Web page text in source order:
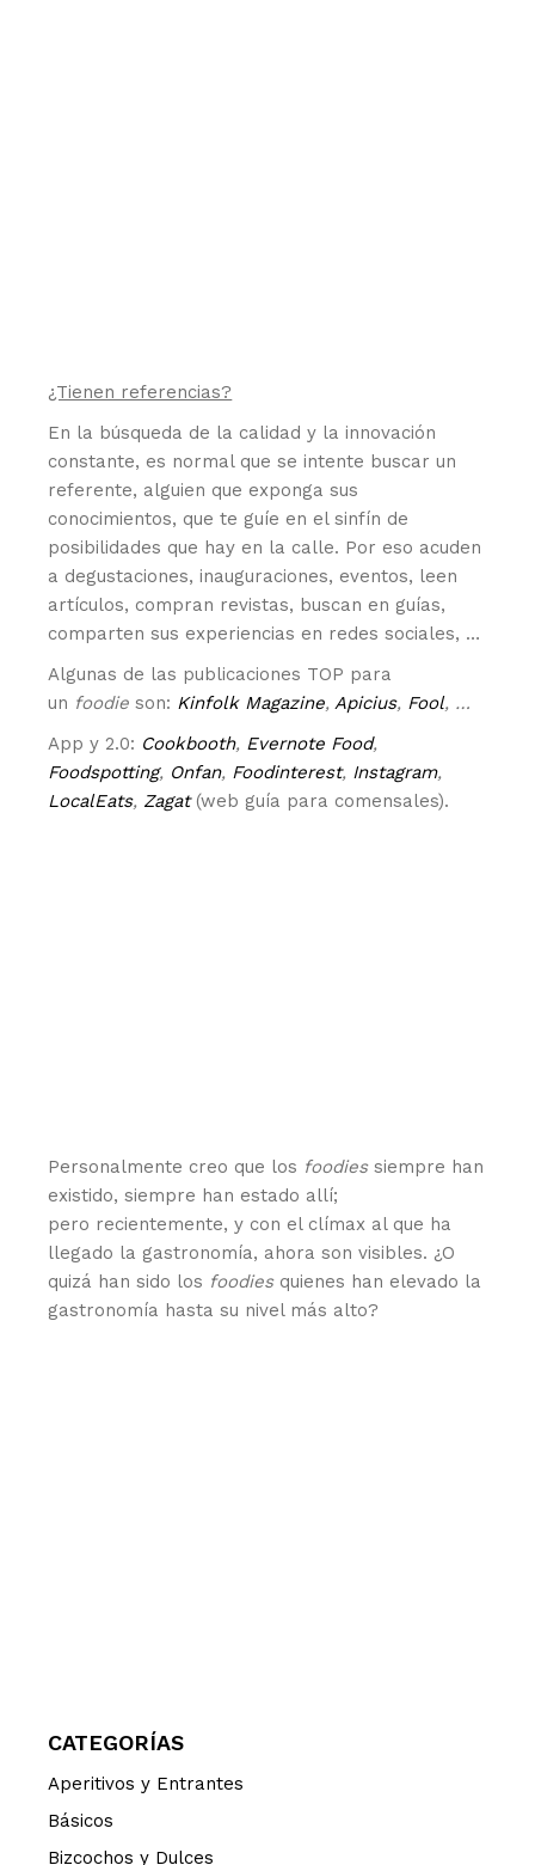
¿Tienen referencias?
En la búsqueda de la calidad y la innovación
constante, es normal que se intente buscar un
referente, alguien que exponga sus
conocimientos, que te guíe en el sinfín de
posibilidades que hay en la calle. Por eso acuden
a degustaciones, inauguraciones, eventos, leen
artículos, compran revistas, buscan en guías,
comparten sus experiencias en redes sociales, …
Algunas de las publicaciones TOP para
un foodie son: Kinfolk Magazine,Apicius, Fool, …
App y 2.0: Cookbooth, Evernote Food,
Foodspotting, Onfan, Foodinterest, Instagram,
LocalEats, Zagat(web guía para comensales).
Personalmente creo que los foodiessiempre han
existido, siempre han estado allí;
pero recientemente, y con el clímax al que ha
llegado la gastronomía, ahora son visibles. ¿O
quizá han sido los foodiesquienes han elevado la
gastronomía hasta su nivel más alto?
CATEGORÍAS
Aperitivos y Entrantes
Básicos
Bizcochos y Dulces